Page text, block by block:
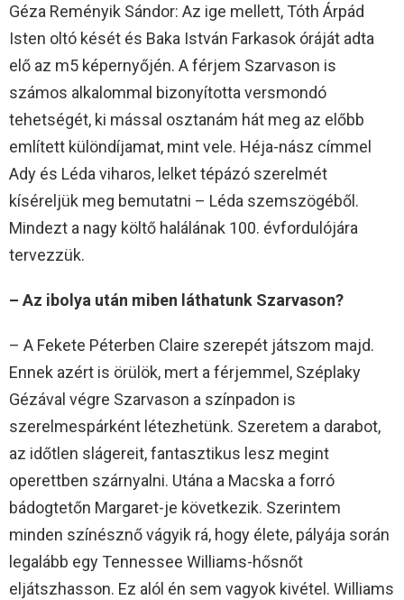
Géza Reményik Sándor: Az ige mellett, Tóth Árpád
Isten oltó kését és Baka István Farkasok óráját adta
elő az m5 képernyőjén. A férjem Szarvason is
számos alkalommal bizonyította versmondó
tehetségét, ki mással osztanám hát meg az előbb
említett különdíjamat, mint vele. Héja-nász címmel
Ady és Léda viharos, lelket tépázó szerelmét
kíséreljük meg bemutatni – Léda szemszögéből.
Mindezt a nagy költő halálának 100. évfordulójára
tervezzük.
– Az ibolya után miben láthatunk Szarvason?
– A Fekete Péterben Claire szerepét játszom majd.
Ennek azért is örülök, mert a férjemmel, Széplaky
Gézával végre Szarvason a színpadon is
szerelmespárként létezhetünk. Szeretem a darabot,
az időtlen slágereit, fantasztikus lesz megint
operettben szárnyalni. Utána a Macska a forró
bádogtetőn Margaret-je következik. Szerintem
minden színésznő vágyik rá, hogy élete, pályája során
legalább egy Tennessee Williams-hősnőt
eljátszhasson. Ez alól én sem vagyok kivétel. Williams